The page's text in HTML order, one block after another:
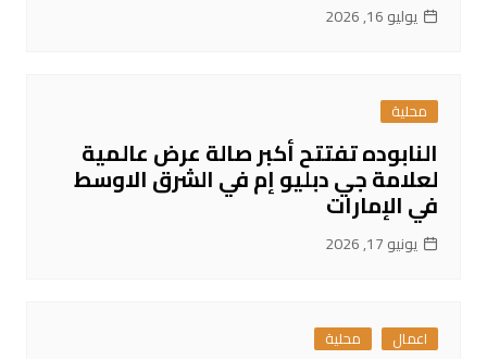
يوليو 16, 2026
محلية
النابوده تفتتح أكبر صالة عرض عالمية
لعلامة جي دبليو إم في الشرق الاوسط
في الإمارات
يونيو 17, 2026
اعمال محلية